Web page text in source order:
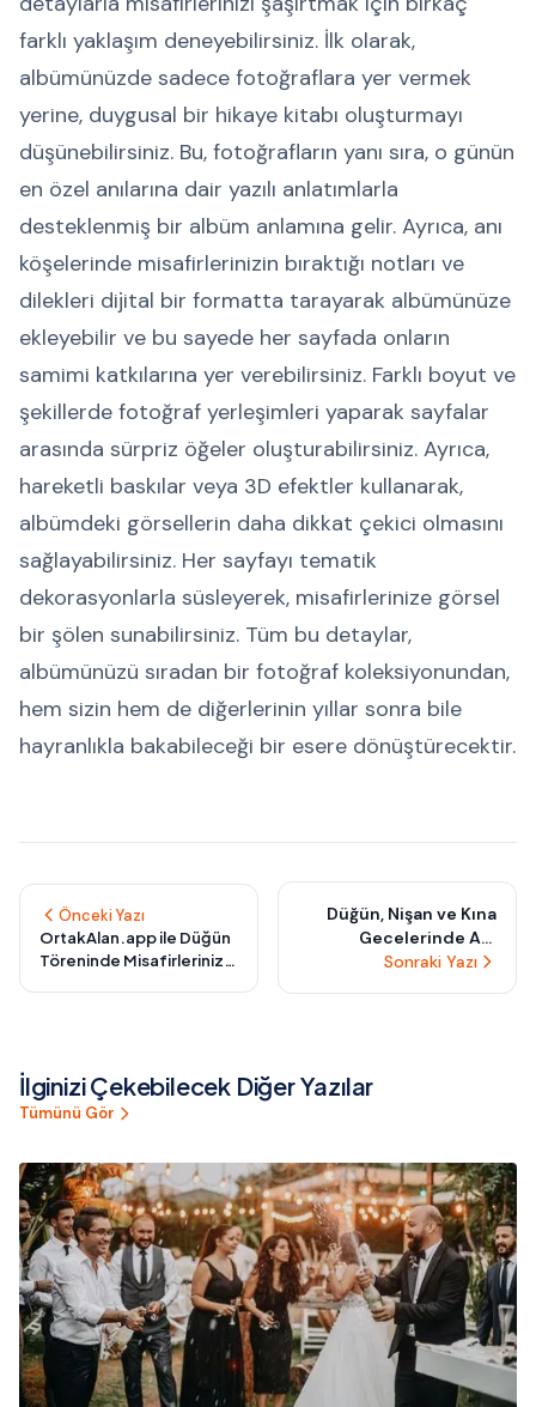
farklı yaklaşım deneyebilirsiniz. İlk olarak,
albümünüzde sadece fotoğraflara yer vermek
yerine, duygusal bir hikaye kitabı oluşturmayı
düşünebilirsiniz. Bu, fotoğrafların yanı sıra, o günün
en özel anılarına dair yazılı anlatımlarla
desteklenmiş bir albüm anlamına gelir. Ayrıca, anı
köşelerinde misafirlerinizin bıraktığı notları ve
dilekleri dijital bir formatta tarayarak albümünüze
ekleyebilir ve bu sayede her sayfada onların
samimi katkılarına yer verebilirsiniz. Farklı boyut ve
şekillerde fotoğraf yerleşimleri yaparak sayfalar
arasında sürpriz öğeler oluşturabilirsiniz. Ayrıca,
hareketli baskılar veya 3D efektler kullanarak,
albümdeki görsellerin daha dikkat çekici olmasını
sağlayabilirsiniz. Her sayfayı tematik
dekorasyonlarla süsleyerek, misafirlerinize görsel
bir şölen sunabilirsiniz. Tüm bu detaylar,
albümünüzü sıradan bir fotoğraf koleksiyonundan,
hem sizin hem de diğerlerinin yıllar sonra bile
hayranlıkla bakabileceği bir esere dönüştürecektir.
Önceki Yazı
OrtakAlan.app ile Düğün
Töreninde Misafirlerinizi
Sonraki Yazı
Düğün, Nişan ve Kına
Gecelerinde Anı
Koleksiyonunuzu
İlginizi Çekebilecek Diğer Yazılar
Tümünü Gör